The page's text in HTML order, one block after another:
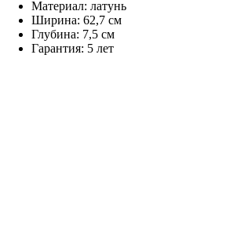
Материал: латунь
Ширина: 62,7 см
Глубина: 7,5 см
Гарантия: 5 лет